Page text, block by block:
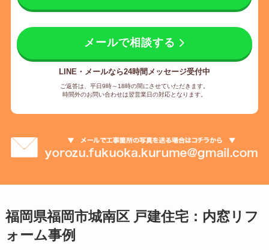
メールで相談する
LINE・メールなら24時間メッセージ受付中
ご返答は、平日9時～18時の間にさせていただきます。
時間外のお問い合わせは翌営業日の対応となります。
福岡県福岡市城南区 戸建住宅：内窓リフ
ォーム事例